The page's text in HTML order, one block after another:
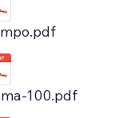
100.pdf